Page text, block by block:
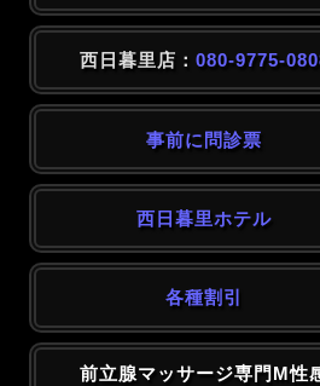
西日暮里店： 080-9775-
事前に問診票
西日暮里ホテル
各種割引
前立腺マッサージ専門M性